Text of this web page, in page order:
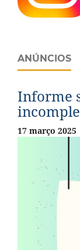
ANÚNCIOS
Informe
17 março 2025